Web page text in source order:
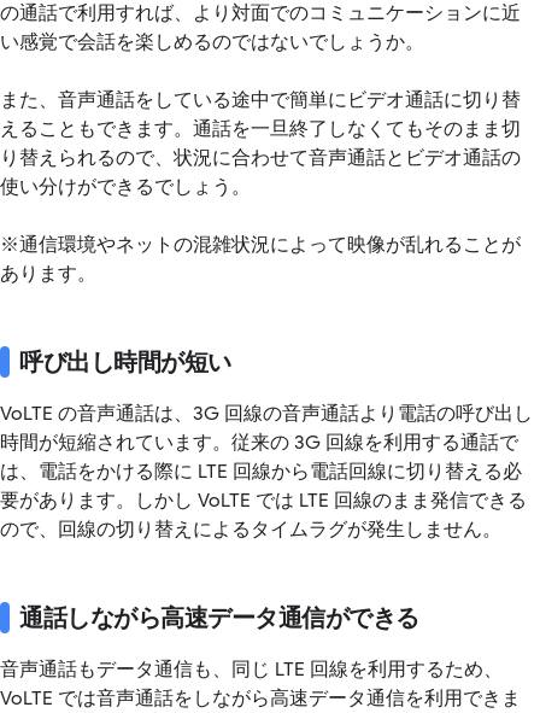
の通話で利用すれば、より対面でのコミュニケーションに近
い感覚で会話を楽しめるのではないでしょうか。
また、音声通話をしている途中で簡単にビデオ通話に切り替
えることもできます。通話を一旦終了しなくてもそのまま切
り替えられるので、状況に合わせて音声通話とビデオ通話の
使い分けができるでしょう。
※通信環境やネットの混雑状況によって映像が乱れることが
あります。
呼び出し時間が短い
VoLTE の音声通話は、3G 回線の音声通話より電話の呼び出し
時間が短縮されています。従来の 3G 回線を利用する通話で
は、電話をかける際に LTE 回線から電話回線に切り替える必
要があります。しかし VoLTE では LTE 回線のまま発信できる
ので、回線の切り替えによるタイムラグが発生しません。
通話しながら高速データ通信ができる
音声通話もデータ通信も、同じ LTE 回線を利用するため、
VoLTE では音声通話をしながら高速データ通信を利用できま